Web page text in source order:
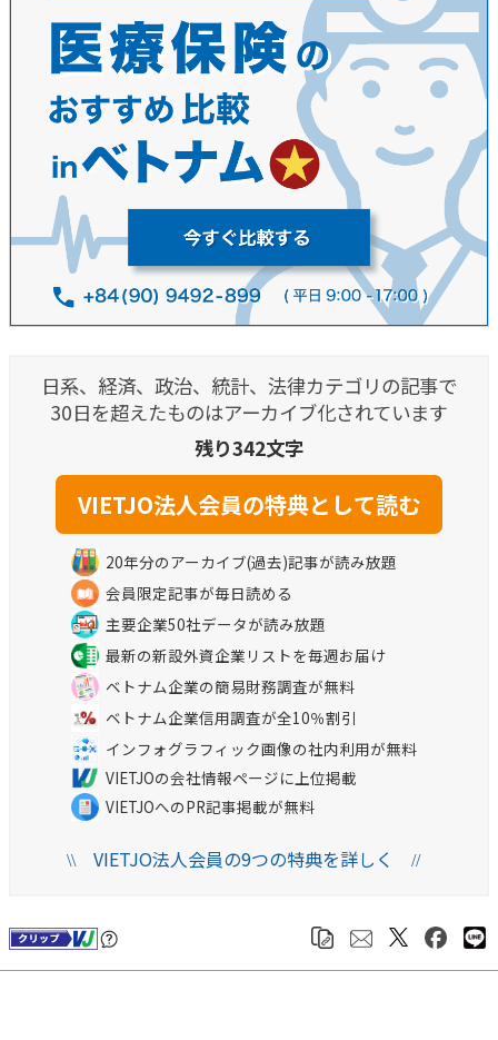
日系、経済、政治、統計、法律カテゴリの記事で
30日を超えたものはアーカイブ化されています
残り342文字
20年分のアーカイブ(過去)記事が読み放題
会員限定記事が毎日読める
主要企業50社データが読み放題
最新の新設外資企業リストを毎週お届け
ベトナム企業の簡易財務調査が無料
ベトナム企業信用調査が全10％割引
インフォグラフィック画像の社内利用が無料
VIETJOの会社情報ページに上位掲載
VIETJOへのPR記事掲載が無料
\\VIETJO法人会員の9つの特典を詳しく //